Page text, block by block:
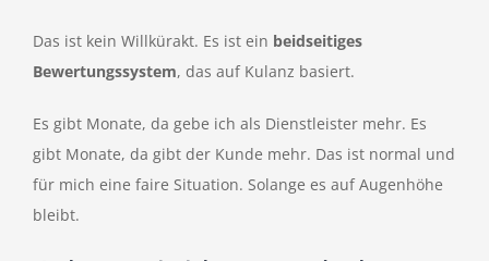
Das ist kein Willkürakt. Es ist ein beidseitiges
Bewertungssystem, das auf Kulanz basiert.
Es gibt Monate, da gebe ich als Dienstleister mehr. Es
gibt Monate, da gibt der Kunde mehr. Das ist normal und
für mich eine faire Situation. Solange es auf Augenhöhe
bleibt.